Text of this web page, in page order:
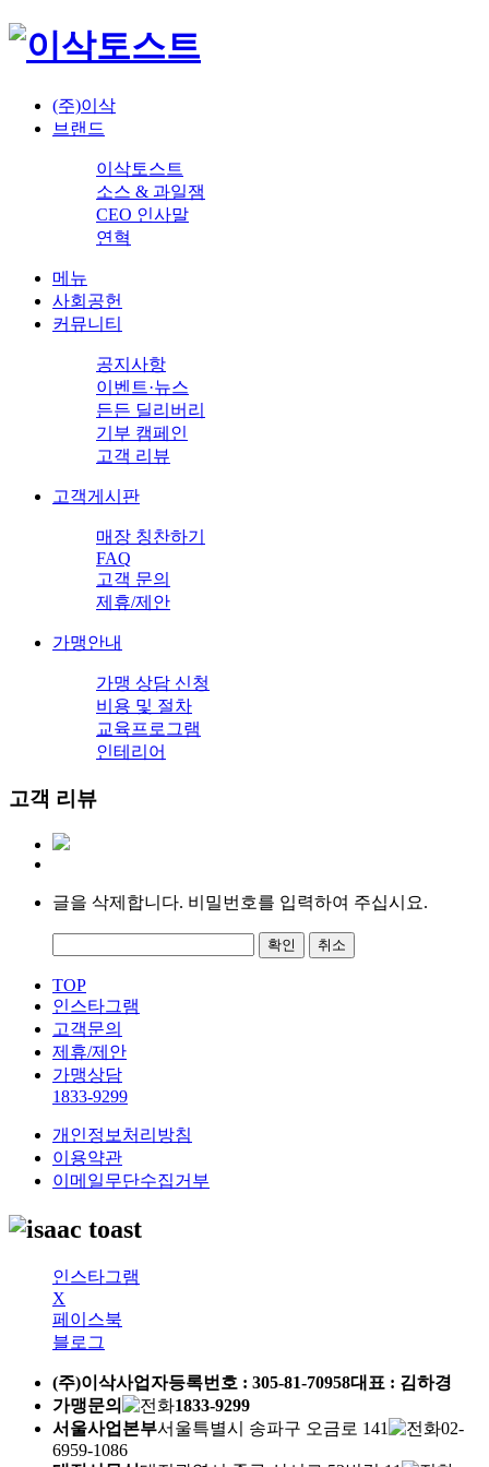
(주)이삭
브랜드
이삭토스트
소스 & 과일잼
CEO 인사말
연혁
메뉴
사회공헌
커뮤니티
공지사항
이벤트·뉴스
든든 딜리버리
기부 캠페인
고객 리뷰
고객게시판
매장 칭찬하기
FAQ
고객 문의
제휴/제안
가맹안내
가맹 상담 신청
비용 및 절차
교육프로그램
인테리어
고객 리뷰
글을 삭제합니다. 비밀번호를 입력하여 주십시요.
TOP
인스타그램
고객문의
제휴/제안
가맹상담
1833-9299
개인정보처리방침
이용약관
이메일무단수집거부
인스타그램
X
페이스북
블로그
(주)이삭사업자등록번호 : 305-81-70958대표 : 김하경
가맹문의
1833-9299
서울사업본부서울특별시 송파구 오금로 141
02-
6959-1086